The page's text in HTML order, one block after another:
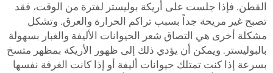
القطن. فإذا جلست على أريكة بوليستر لفترة من الوقت، فقد
تصبح غير مريحة جداً بسبب تراكم الحرارة والعرق. وتشكل
مشكلة أخرى هي التصاق شعر الحيوانات الأليفة والغبار بسهولة
بالبوليستر. ويمكن أن يؤدي ذلك إلى ظهور الأريكة بمظهر متسخ
بسرعة إذا كنت تمتلك حيوانات أليفة أو إذا كانت الغرفة نفسها